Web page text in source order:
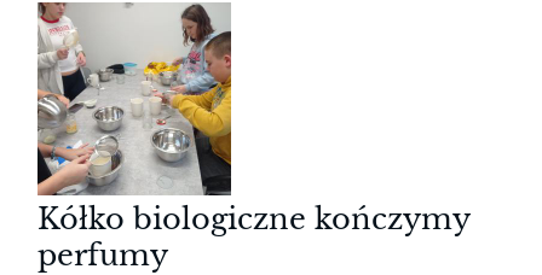
Kółko biologiczne kończymy
perfumy